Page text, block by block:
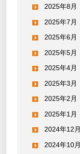
2025年8月
2025年7月
2025年6月
2025年5月
2025年4月
2025年3月
2025年2月
2025年1月
2024年12月
2024年10月